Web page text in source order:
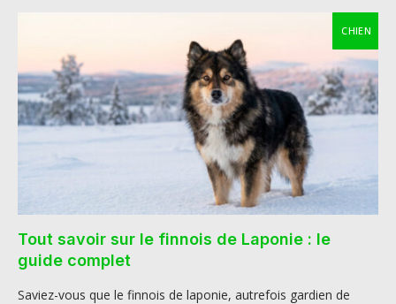
CHIEN
Tout savoir sur le finnois de Laponie : le
guide complet
Saviez-vous que le finnois de laponie, autrefois gardien de